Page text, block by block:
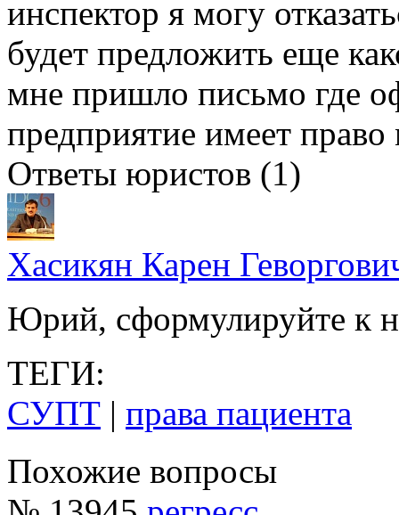
инспектор я могу
будет предложить еще
мне пришло письмо где
предприятие имеет право
Ответы юристов (1)
Хасикян Карен
Юрий, сформулируйте к
ТЕГИ:
СУПТ | права пациента
Похожие вопросы